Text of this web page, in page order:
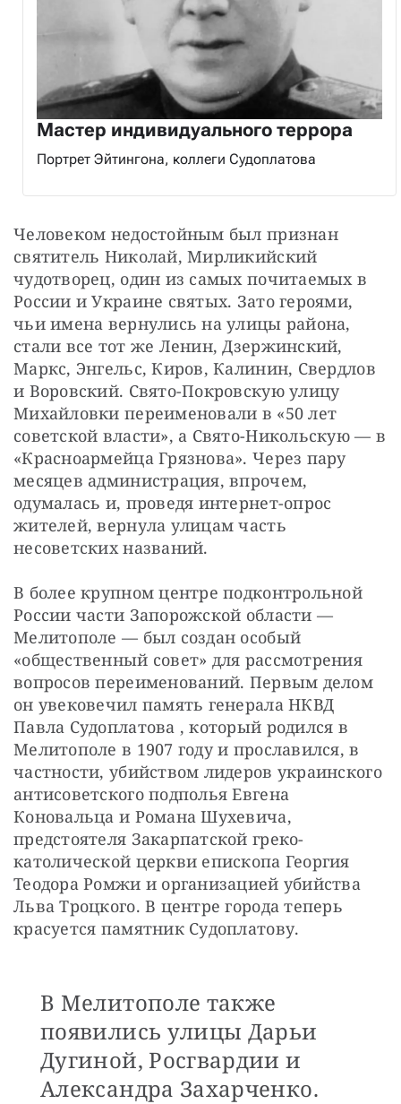
Мастер индивидуального террора
Портрет Эйтингона, коллеги Судоплатова
Человеком недостойным был признан
святитель Николай, Мирликийский
чудотворец, один из самых почитаемых в
России и Украине святых. Зато героями,
чьи имена вернулись на улицы района,
стали все тот же Ленин, Дзержинский,
Маркс, Энгельс, Киров, Калинин, Свердлов
и Воровский. Свято-Покровскую улицу
Михайловки переименовали в «50 лет
советской власти», а Свято-Никольскую — в
«Красноармейца Грязнова». Через пару
месяцев администрация, впрочем,
одумалась и, проведя интернет-опрос
жителей, вернула улицам часть
несоветских названий.
В более крупном центре подконтрольной
России части Запорожской области —
Мелитополе — был создан особый
«общественный совет» для рассмотрения
вопросов переименований. Первым делом
он увековечил память генерала НКВД
Павла Судоплатова , который родился в
Мелитополе в 1907 году и прославился, в
частности, убийством лидеров украинского
антисоветского подполья Евгена
Коновальца и Романа Шухевича,
предстоятеля Закарпатской греко-
католической церкви епископа Георгия
Теодора Ромжи и организацией убийства
Льва Троцкого. В центре города теперь
красуется памятник Судоплатову.
В Мелитополе также
появились улицы Дарьи
Дугиной, Росгвардии и
Александра Захарченко.